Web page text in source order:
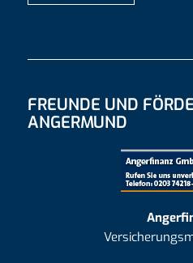
FREUNDE UND
ANGERMUND